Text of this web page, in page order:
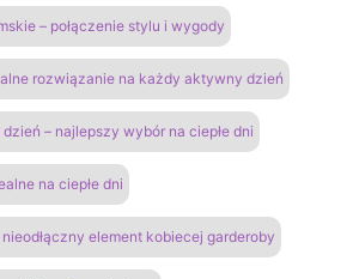
– połączenie stylu i wygody
rozwiązanie na każdy aktywny dzień
– najlepszy wybór na ciepłe dni
na ciepłe dni
element kobiecej garderoby